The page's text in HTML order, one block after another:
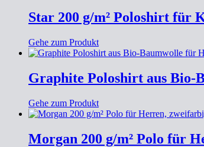
Star 200 g/m² Poloshirt für
Gehe zum Produkt
Graphite Poloshirt aus Bio-
Gehe zum Produkt
Morgan 200 g/m² Polo für